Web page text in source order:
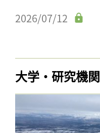
2026/07/12
大学・研究機関